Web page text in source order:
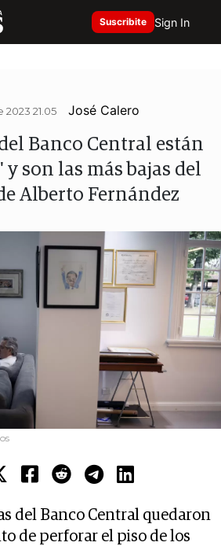
Suscribite Sign In
2023 21.05 José Calero
Banco Central están
y son las más bajas del
Alberto Fernández
del Banco Central quedaron
de perforar el piso de los